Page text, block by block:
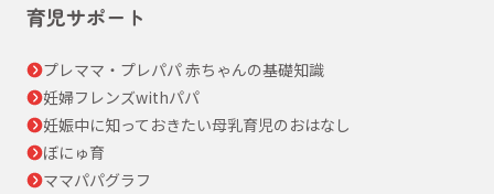
育児サポート
プレママ・プレパパ 赤ちゃんの基礎知識
妊婦フレンズwithパパ
妊娠中に知っておきたい母乳育児のおはなし
ぼにゅ育
ママパパグラフ